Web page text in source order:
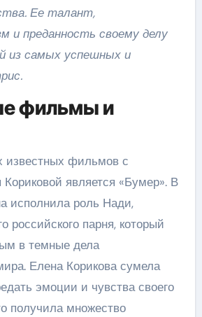
Ее талант,
и преданность своему делу
из самых успешных и
фильмы и
фильмов с
является «Бумер». В
исполнила роль Нади,
российского парня, который
в темные дела
Елена Корикова сумела
эмоции и чувства своего
получила множество